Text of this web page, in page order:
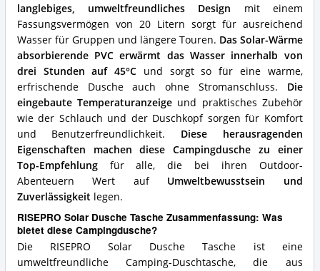
langlebiges, umweltfreundliches Design mit einem
Fassungsvermögen von 20 Litern sorgt für ausreichend
Wasser für Gruppen und längere Touren. Das Solar-Wärme
absorbierende PVC erwärmt das Wasser innerhalb von
drei Stunden auf 45°C und sorgt so für eine warme,
erfrischende Dusche auch ohne Stromanschluss. Die
eingebaute Temperaturanzeige und praktisches Zubehör
wie der Schlauch und der Duschkopf sorgen für Komfort
und Benutzerfreundlichkeit. Diese herausragenden
Eigenschaften machen diese Campingdusche zu einer
Top-Empfehlungfür alle, die bei ihren Outdoor-
Abenteuern Wert auf Umweltbewusstsein und
Zuverlässigkeitlegen.
RISEPRO Solar Dusche Tasche Zusammenfassung: Was
bietet diese Campingdusche?
Die RISEPRO Solar Dusche Tasche ist eine
umweltfreundliche Camping-Duschtasche, die aus